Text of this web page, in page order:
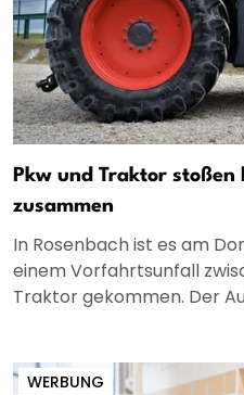
Pkw und Traktor stoßen
zusammen
In Rosenbach ist es am
einem Vorfahrtsunfall
Traktor gekommen. Der
WERBUNG